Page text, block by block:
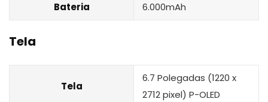
Bateria 6.000mAh
Tela
Tela
6.7 Polegadas (1220 x
2712 pixel) P-OLED